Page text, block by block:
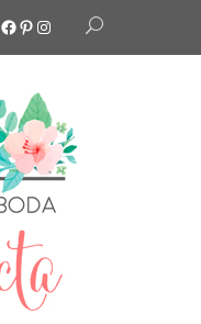
Facebook
Pinterest
Instagram